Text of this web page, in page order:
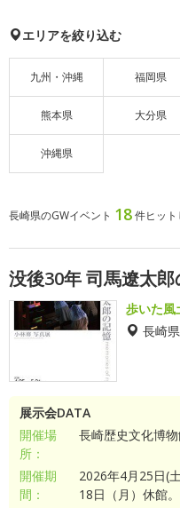
エリアを絞り込む
九州・沖縄 福岡県
熊本県 大分県
沖縄県
長崎県のGWイベント 18件ヒッ
没後30年 司馬遼太
歩いた風
長崎
展示会DATA
開催場
所：
長崎歴史文化博
開催期
間：
2026年4月25日(
18日（月）休館